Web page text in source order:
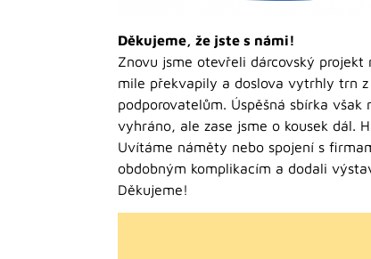
Děkujeme, že jste s námi!
Znovu jsme otevřeli dárcovský
mile překvapily a doslova vytrhly trn
podporovatelům. Úspěšná sbírka
vyhráno, ale zase jsme o kousek dál.
Uvítáme náměty nebo spojení s
obdobným komplikacím a dodali
Děkujeme!